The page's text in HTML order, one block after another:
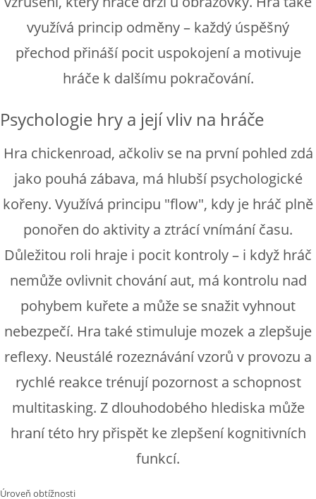
využívá princip odměny – každý úspěšný
přechod přináší pocit uspokojení a motivuje
hráče k dalšímu pokračování.
Psychologie hry a její vliv na hráče
Hra chickenroad, ačkoliv se na první pohled zdá
jako pouhá zábava, má hlubší psychologické
kořeny. Využívá principu "flow", kdy je hráč plně
ponořen do aktivity a ztrácí vnímání času.
Důležitou roli hraje i pocit kontroly – i když hráč
nemůže ovlivnit chování aut, má kontrolu nad
pohybem kuřete a může se snažit vyhnout
nebezpečí. Hra také stimuluje mozek a zlepšuje
reflexy. Neustálé rozeznávání vzorů v provozu a
rychlé reakce trénují pozornost a schopnost
multitasking. Z dlouhodobého hlediska může
hraní této hry přispět ke zlepšení kognitivních
funkcí.
Úroveň obtížnosti